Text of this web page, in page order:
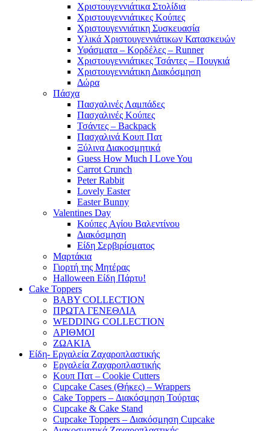
Χριστουγεννιάτικα Στολίδια
Χριστουγεννιάτικες Κούπες
Χριστουγεννιάτικη Συσκευασία
Υλικά Χριστουγεννιάτικων Κατασκευών
Υφάσματα – Κορδέλες – Runner
Χριστουγεννιάτικες Τσάντες – Πουγκιά
Χριστουγεννιάτικη Διακόσμηση
Δώρα
Πάσχα
Πασχαλινές Λαμπάδες
Πασχαλινές Κούπες
Τσάντες – Backpack
Πασχαλινά Κουπ Πατ
Ξύλινα Διακοσμητικά
Guess How Much I Love You
Carrot Crunch
Peter Rabbit
Lovely Easter
Easter Bunny
Valentines Day
Κούπες Aγίου Βαλεντίνου
Διακόσμηση
Είδη Σερβιρίσματος
Μαρτάκια
Γιορτή της Μητέρας
Halloween Είδη Πάρτυ!
Cake Toppers
BABY COLLECTION
ΠΡΩΤΑ ΓΕΝΕΘΛΙΑ
WEDDING COLLECTION
ΑΡΙΘΜΟΙ
ΖΩΑΚΙΑ
Είδη- Εργαλεία Ζαχαροπλαστικής
Εργαλεία Ζαχαροπλαστικής
Κουπ Πατ – Cookie Cutters
Cupcake Cases (Θήκες) – Wrappers
Cake Toppers – Διακόσμηση Τούρτας
Cupcake & Cake Stand
Cupcake Toppers – Διακόσμηση Cupcake